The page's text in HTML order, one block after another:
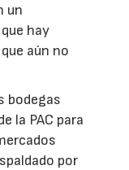
un
hay
aún no
bodegas
la PAC para
por